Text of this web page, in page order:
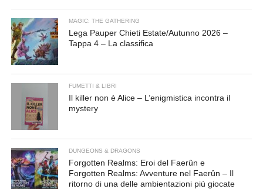
MAGIC: THE GATHERING
Lega Pauper Chieti Estate/Autunno 2026 –
Tappa 4 – La classifica
FUMETTI & LIBRI
Il killer non è Alice – L’enigmistica incontra il
mystery
DUNGEONS & DRAGONS
Forgotten Realms: Eroi del Faerûn e
Forgotten Realms: Avventure nel Faerûn – Il
ritorno di una delle ambientazioni più giocate